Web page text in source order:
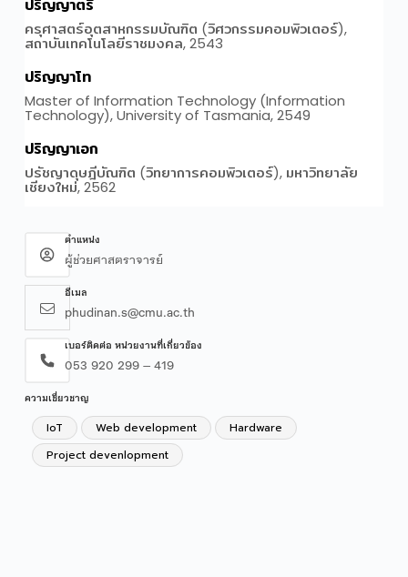
ตำแหน่ง
ผู้ช่วยศาสตราจารย์
อีเมล
phudinan.s@cmu.ac.th
เบอร์ติดต่อ หน่วยงานที่เกี่ยวข้อง
053 920 299 – 419
ความเชี่ยวชาญ